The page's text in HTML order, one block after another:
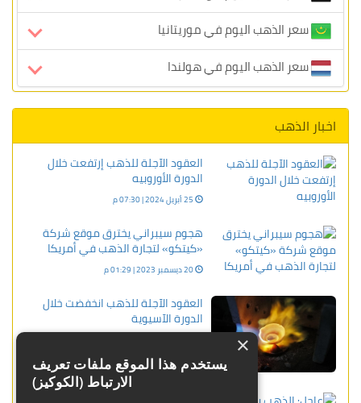
سعر الذهب اليوم في موريتانيا
سعر الذهب اليوم في هولندا
اخبار الذهب
العقود الآجلة للذهب إرتفعت خلال
الدورة الأوروبيه
هجوم سيبراني يخترق موقع شركة
«كيتكو» لتجارة الذهب في أمريكا
العقود الآجلة للذهب انخفضت خلال
الدورة الآسيوية
×
يستخدم هذا الموقع ملفات تعريف
الارتباط (الكوكيز)